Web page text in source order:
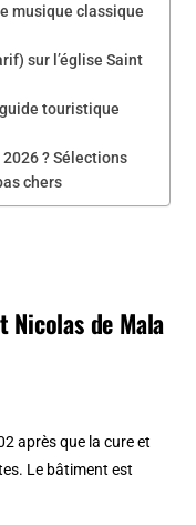
musique classique
sur l’église Saint
touristique
? Sélections
chers
Nicolas de Mala
après que la cure et
Le bâtiment est